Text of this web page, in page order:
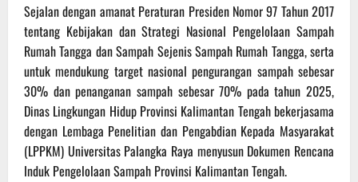
Sejalan dengan amanat Peraturan Presiden Nomor 97 Tahun 2017
tentang Kebijakan dan Strategi Nasional Pengelolaan Sampah
Rumah Tangga dan Sampah Sejenis Sampah Rumah Tangga, serta
untuk mendukung target nasional pengurangan sampah sebesar
30% dan penanganan sampah sebesar 70% pada tahun 2025,
Dinas Lingkungan Hidup Provinsi Kalimantan Tengah bekerjasama
dengan Lembaga Penelitian dan Pengabdian Kepada Masyarakat
(LPPKM) Universitas Palangka Raya menyusun Dokumen Rencana
Induk Pengelolaan Sampah Provinsi Kalimantan Tengah.